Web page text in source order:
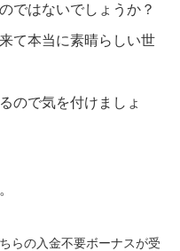
ではないでしょうか？
て本当に素晴らしい世
ので気を付けましょ
らの入金不要ボーナスが受